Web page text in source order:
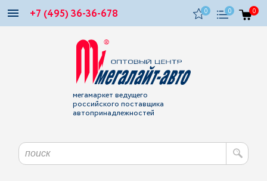
+7 (495) 36-36-678 0 0 0
мегамаркет ведущего
российского поставщика
автопринадлежностей